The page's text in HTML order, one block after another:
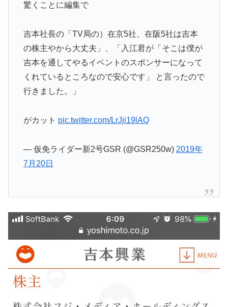
驚くことに編集で
吉本社長の「TV局の）在京5社、在阪5社は吉本
の株主やから大丈夫」、「入江君が「そこは僕が
吉本を通してやるイベントのスポンサーになって
くれているところなので安心です」 と言ったので
行きました。」
がカット pic.twitter.com/LrJji19lAQ
— 仮免ライダー新2号GSR (@GSR250w) 2019年
7月20日